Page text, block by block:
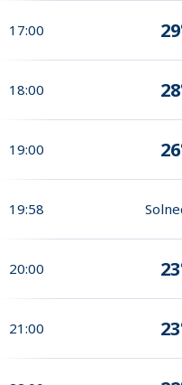
17:00
18:00
19:00
19:58
20:00
21:00